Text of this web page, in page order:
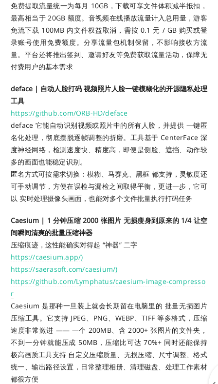
免费提取流量统一为每月 10GB，下载可享文件体积减半抵扣，
最高相当于 20GB 额度。音视频在线播放流量计入总用量，游客
免流下载 100MB 内文件权益取消，需按 0.1 元 / GB 购买或登
录账号使用免费额度。分享流量包机制保留，不影响接收方流
量。平台还将推出签到、邀请好友等免费获取流量活动，保障无
付费用户的基本需求
deface | 自动人脸打码 视频照片人脸一键模糊化的开源隐私处理
工具
https://github.com/ORB-HD/deface
deface 它能自动识别视频或照片中的所有人脸，并提供 一键匿
名化处理，彻底摆脱逐帧调整的折磨。工具基于 CenterFace 深
度神经网络，检测速度快、精度高，即便是侧脸、遮挡、动作较
多的画面也能稳定识别。
匿名方式可按需求切换：模糊、马赛克、黑框 都支持，灵敏度还
可手动调节，方便在误检与漏检之间取得平衡，更进一步，它可
以 实时处理摄像头画面，也能对多个文件批量执行打码任务
Caesium | 1 分钟压缩 2000 张图片 无损瘦身到原来的 1/4 让空
间瞬间清爽的批量压缩神器
压缩痕迹，这性能确实对得起 “神器” 二字
https://caesium.app/)
https://saerasoft.com/caesium/)
https://github.com/Lymphatus/caesium-image-compresso
r
Caesium 是那种一旦装上就会长期留在电脑里的 批量无损图片
压缩工具。它支持 JPEG、PNG、WEBP、TIFF 等多格式，压缩
速度非常激进 —— 一个 200MB、含 2000+ 张图片的文件夹，
不到一分钟就能压成 50MB，压缩比可达 70%+ 同时还能保持
极高画质工具支持 自定义压缩质量、无损压缩、尺寸调整、格式
统一、输出路径设置，日常整理相册、清理磁盘、处理工作素材
都很方便